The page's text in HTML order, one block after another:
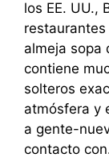
los EE. UU.,
almeja sopa
contiene
solteros
atmósfera y
a gente-
contacto